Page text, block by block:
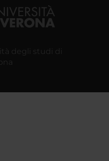
degli studi di